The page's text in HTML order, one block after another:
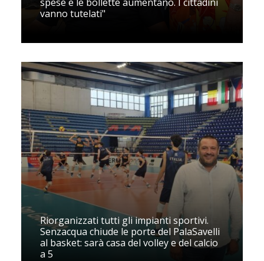
vanno tutelati"
Riorganizzati tutti gli impianti sportivi.
Senzacqua chiude le porte del PalaSavelli
al basket: sarà casa del volley e del calcio
a 5